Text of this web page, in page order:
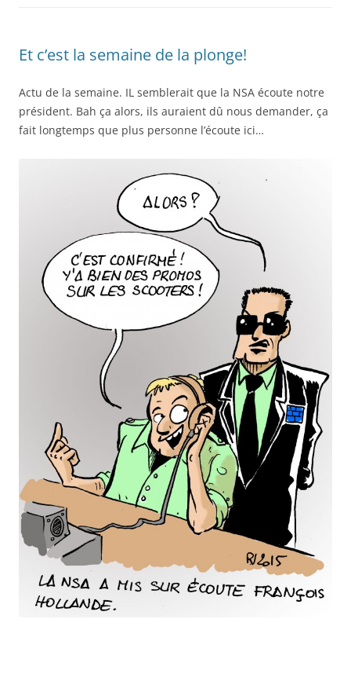
Et c’est la semaine de la plonge!
Actu de la semaine. IL semblerait que la NSA écoute notre
président. Bah ça alors, ils auraient dû nous demander, ça
fait longtemps que plus personne l’écoute ici…